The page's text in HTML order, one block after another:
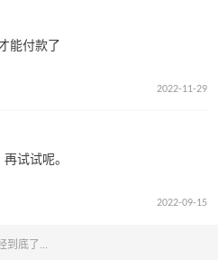
能付款了
2022-11-29
试试呢。
2022-09-15
到底了...